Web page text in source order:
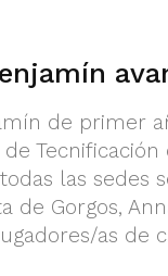
de primer
Tecnificación
las sedes
de Gorgos,
as de